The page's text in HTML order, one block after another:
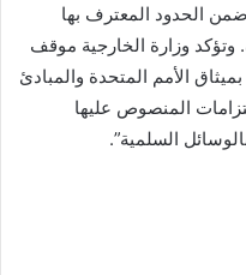
ضمن الحدود المعترف بها
وتؤكد وزارة الخارجية موقف
الأمم المتحدة والمبادئ
المنصوص عليها
السلمية”.